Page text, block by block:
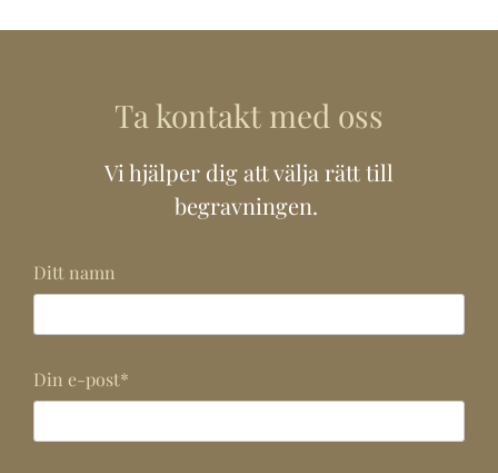
Ta kontakt med oss
Vi hjälper dig att välja rätt till
begravningen.
Ditt namn
Din e-post*